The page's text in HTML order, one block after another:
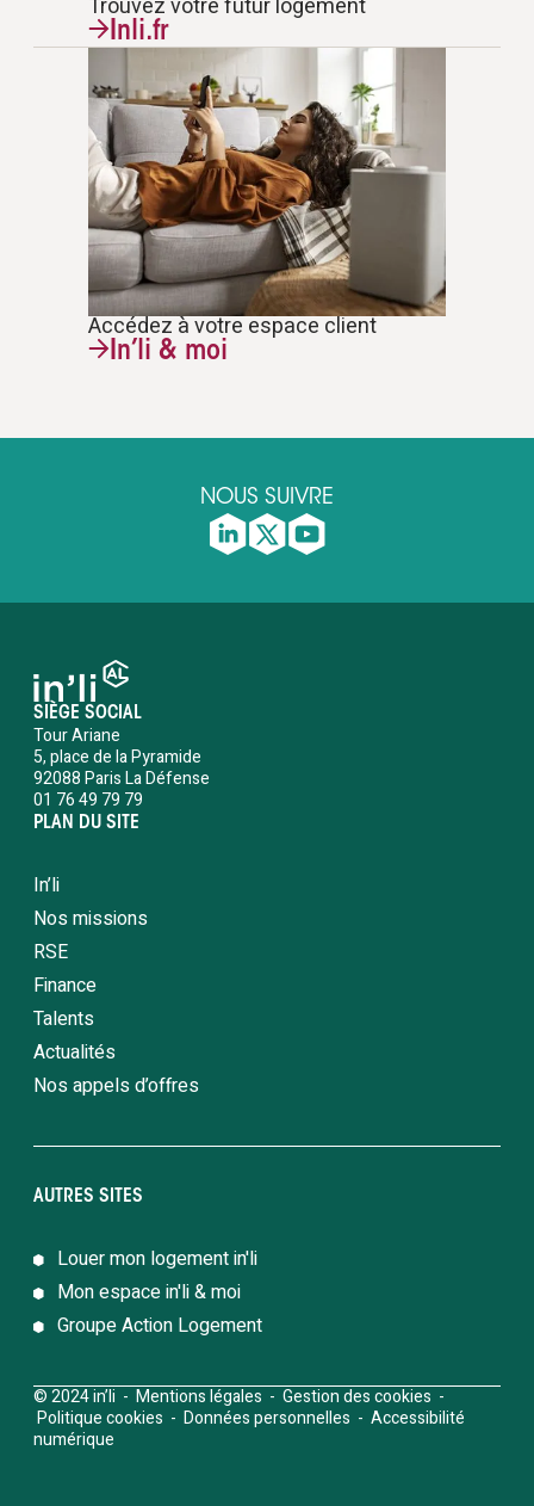
Inli.fr
Accédez à votre espace client
In’li & moi
NOUS SUIVRE
SIÈGE SOCIAL
Tour Ariane
5, place de la Pyramide
92088 Paris La Défense
01 76 49 79 79
PLAN DU SITE
In’li
Nos missions
RSE
Finance
Talents
Actualités
Nos appels d’offres
AUTRES SITES
Louer mon logement in'li
Mon espace in'li & moi
Groupe Action Logement
© 2024 in’li - Mentions légales - Gestion des cookies -
Politique cookies - Données personnelles - Accessibilité
numérique